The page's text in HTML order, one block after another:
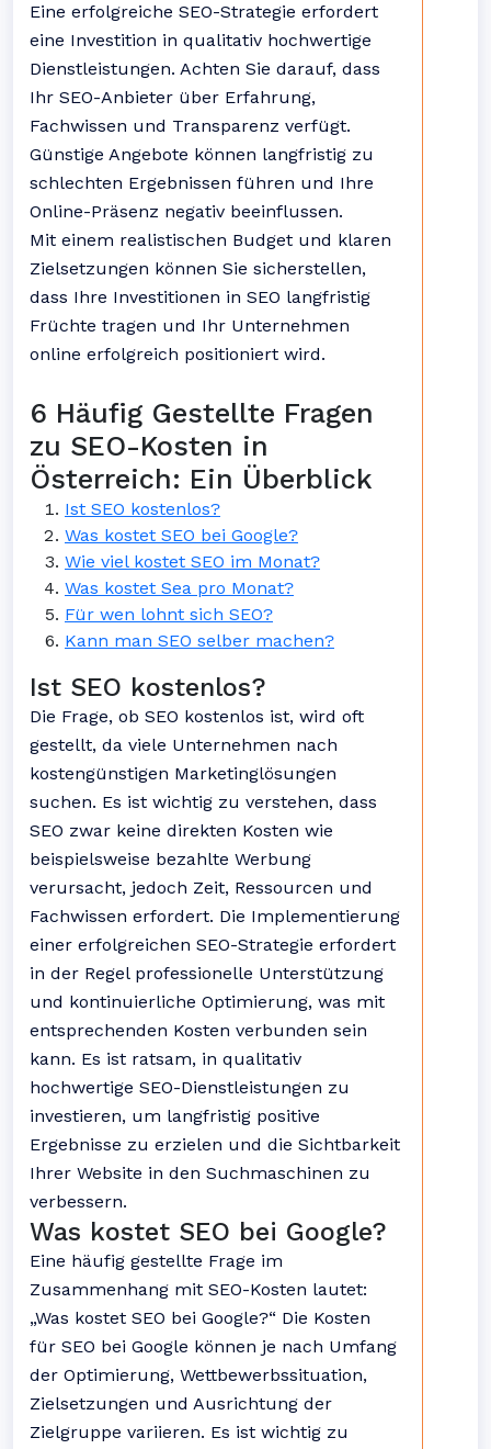
Eine erfolgreiche SEO-Strategie erfordert
eine Investition in qualitativ hochwertige
Dienstleistungen. Achten Sie darauf, dass
Ihr SEO-Anbieter über Erfahrung,
Fachwissen und Transparenz verfügt.
Günstige Angebote können langfristig zu
schlechten Ergebnissen führen und Ihre
Online-Präsenz negativ beeinflussen.
Mit einem realistischen Budget und klaren
Zielsetzungen können Sie sicherstellen,
dass Ihre Investitionen in SEO langfristig
Früchte tragen und Ihr Unternehmen
online erfolgreich positioniert wird.
6 Häufig Gestellte Fragen
zu SEO-Kosten in
Österreich: Ein Überblick
Ist SEO kostenlos?
Was kostet SEO bei Google?
Wie viel kostet SEO im Monat?
Was kostet Sea pro Monat?
Für wen lohnt sich SEO?
Kann man SEO selber machen?
Ist SEO kostenlos?
Die Frage, ob SEO kostenlos ist, wird oft
gestellt, da viele Unternehmen nach
kostengünstigen Marketinglösungen
suchen. Es ist wichtig zu verstehen, dass
SEO zwar keine direkten Kosten wie
beispielsweise bezahlte Werbung
verursacht, jedoch Zeit, Ressourcen und
Fachwissen erfordert. Die Implementierung
einer erfolgreichen SEO-Strategie erfordert
in der Regel professionelle Unterstützung
und kontinuierliche Optimierung, was mit
entsprechenden Kosten verbunden sein
kann. Es ist ratsam, in qualitativ
hochwertige SEO-Dienstleistungen zu
investieren, um langfristig positive
Ergebnisse zu erzielen und die Sichtbarkeit
Ihrer Website in den Suchmaschinen zu
verbessern.
Was kostet SEO bei Google?
Eine häufig gestellte Frage im
Zusammenhang mit SEO-Kosten lautet:
„Was kostet SEO bei Google?“ Die Kosten
für SEO bei Google können je nach Umfang
der Optimierung, Wettbewerbssituation,
Zielsetzungen und Ausrichtung der
Zielgruppe variieren. Es ist wichtig zu